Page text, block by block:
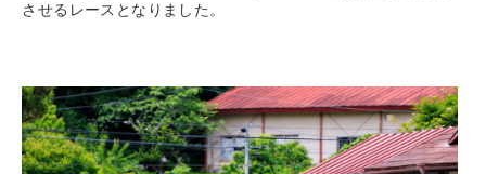
させるレースとなりました。